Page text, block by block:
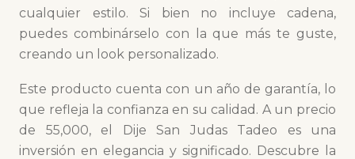
cualquier estilo. Si bien no incluye cadena,
puedes combinárselo con la que más te guste,
creando un look personalizado.
Este producto cuenta con un año de garantía, lo
que refleja la confianza en su calidad. A un precio
de 55,000, el Dije San Judas Tadeo es una
inversión en elegancia y significado. Descubre la